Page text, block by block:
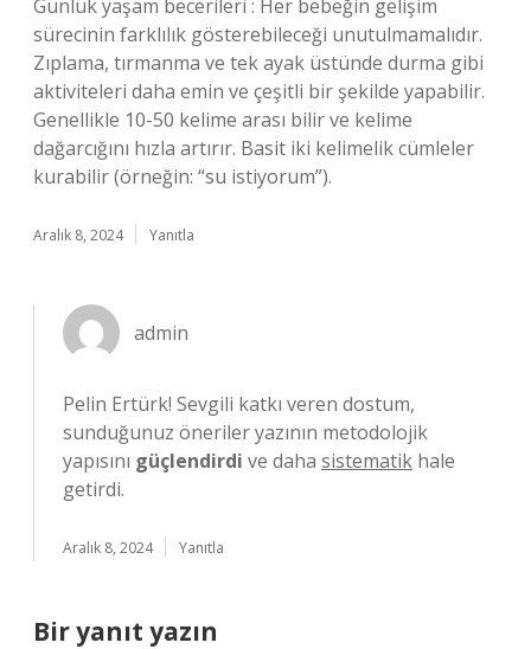
Günlük yaşam becerileri : Her bebeğin gelişim
sürecinin farklılık gösterebileceği unutulmamalıdır.
Zıplama, tırmanma ve tek ayak üstünde durma gibi
aktiviteleri daha emin ve çeşitli bir şekilde yapabilir.
Genellikle 10-50 kelime arası bilir ve kelime
dağarcığını hızla artırır. Basit iki kelimelik cümleler
kurabilir (örneğin: “su istiyorum”).
Aralık 8, 2024 Yanıtla
admin
Pelin Ertürk! Sevgili katkı veren dostum,
sunduğunuz öneriler yazının metodolojik
yapısını güçlendirdi ve daha sistematik hale
getirdi.
Aralık 8, 2024 Yanıtla
Bir yanıt yazın